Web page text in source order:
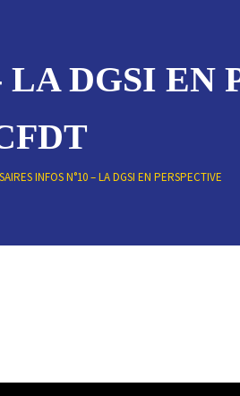
DGSI EN
INFOS N°10 – LA DGSI EN PERSPECTIVE